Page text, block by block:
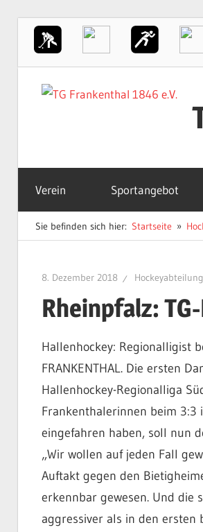
Inhalt
Sportverein
in
Frankenthal
Verein Sportangebot
Sie befinden sich hier: Startseite
8. Dezember 2018 Hockeyabteilung
Rheinpfalz:
Hallenhockey: Regionalligist
FRANKENTHAL. Die ersten
Hallenhockey-Regionalliga
Frankenthalerinnen beim 3:3
eingefahren haben, soll nun
„Wir wollen auf jeden Fall
Auftakt gegen den
erkennbar gewesen. Und die
aggressiver als in den ersten